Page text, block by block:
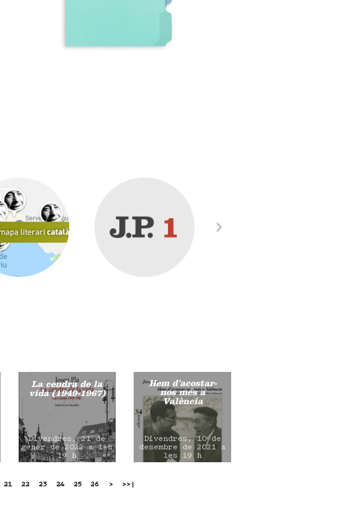
La cendra de la
vida (1949-1967)
Divendres, 21 de
gener de 2022 a les
19 h
Hem d’acostar-
nos més a
València
Divendres, 10 de
desembre de 2021 a
les 19 h
21 22 23 24 25 26 > >>|